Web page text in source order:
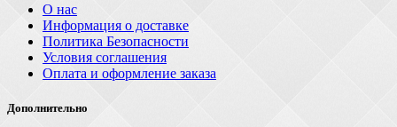
О нас
Информация о доставке
Политика Безопасности
Условия соглашения
Оплата и оформление заказа
Дополнительно